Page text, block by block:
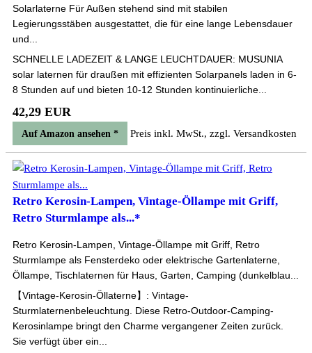
Solarlaterne Für Außen stehend sind mit stabilen
Legierungsstäben ausgestattet, die für eine lange Lebensdauer
und...
SCHNELLE LADEZEIT & LANGE LEUCHTDAUER: MUSUNIA
solar laternen für draußen mit effizienten Solarpanels laden in 6-
8 Stunden auf und bieten 10-12 Stunden kontinuierliche...
42,29 EUR
Auf Amazon ansehen * Preis inkl. MwSt., zzgl. Versandkosten
Retro Kerosin-Lampen, Vintage-Öllampe mit Griff,
Retro Sturmlampe als...*
Retro Kerosin-Lampen, Vintage-Öllampe mit Griff, Retro
Sturmlampe als Fensterdeko oder elektrische Gartenlaterne,
Öllampe, Tischlaternen für Haus, Garten, Camping (dunkelblau...
【Vintage-Kerosin-Öllaterne】: Vintage-
Sturmlaternenbeleuchtung. Diese Retro-Outdoor-Camping-
Kerosinlampe bringt den Charme vergangener Zeiten zurück.
Sie verfügt über ein...